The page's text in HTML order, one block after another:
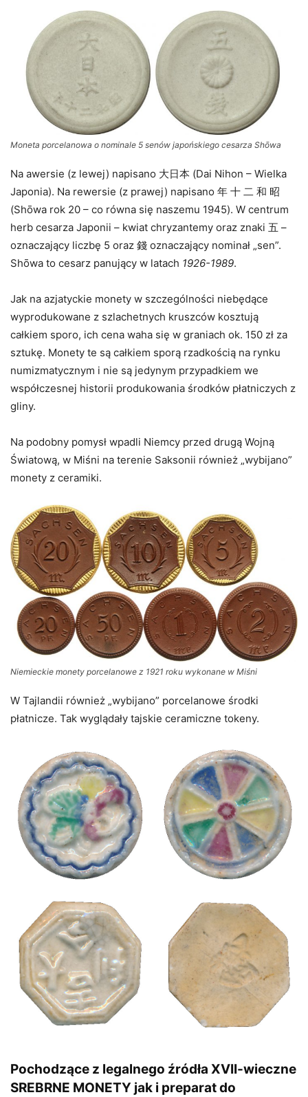
Moneta porcelanowa o nominale 5 senów japońskiego cesarza Shōwa
Na awersie (z lewej) napisano 大日本 (Dai Nihon – Wielka
Japonia). Na rewersie (z prawej) napisano 年 十 二 和 昭
(Shōwa rok 20 – co równa się naszemu 1945). W centrum
herb cesarza Japonii – kwiat chryzantemy oraz znaki 五 –
oznaczający liczbę 5 oraz 錢 oznaczający nominał „sen”.
Shōwa to cesarz panujący w latach 1926-1989.
Jak na azjatyckie monety w szczególności niebędące
wyprodukowane z szlachetnych kruszców kosztują
całkiem sporo, ich cena waha się w graniach ok. 150 zł za
sztukę. Monety te są całkiem sporą rzadkością na rynku
numizmatycznym i nie są jedynym przypadkiem we
współczesnej historii produkowania środków płatniczych z
gliny.
Na podobny pomysł wpadli Niemcy przed drugą Wojną
Światową, w Miśni na terenie Saksonii również „wybijano”
monety z ceramiki.
Niemieckie monety porcelanowe z 1921 roku wykonane w Miśni
W Tajlandii również „wybijano” porcelanowe środki
płatnicze. Tak wyglądały tajskie ceramiczne tokeny.
Pochodzące z legalnego źródła XVII-wieczne
SREBRNE MONETY jak i preparat do